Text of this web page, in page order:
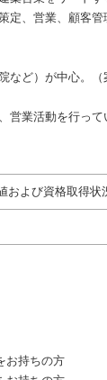
定、営業、顧客
など）が中心。
営業活動を行って
よび資格取得状
お持ちの方